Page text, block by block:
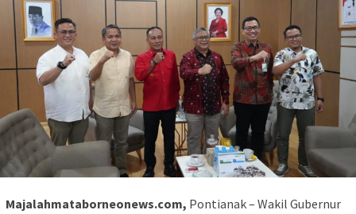
Majalahmataborneonews.com, Pontianak – Wakil Gubernur